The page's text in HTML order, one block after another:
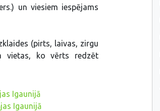
un viesiem iespējams
(pirts, laivas, zirgu
vietas, ko vērts redzēt
Igaunijā
Igaunijā